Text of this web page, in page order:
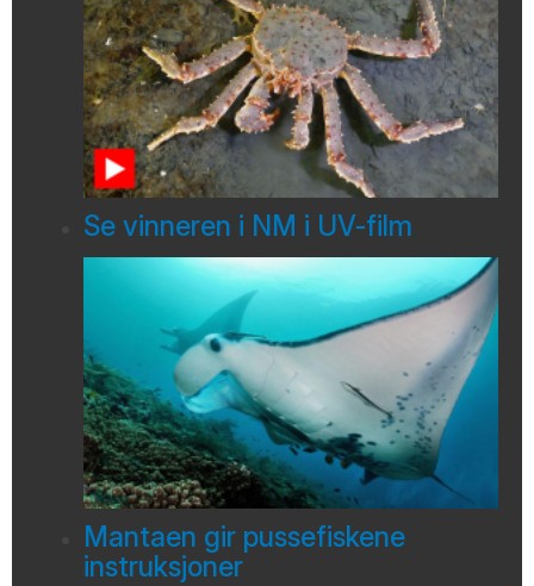
Se vinneren i NM i UV-film
Mantaen gir pussefiskene
instruksjoner